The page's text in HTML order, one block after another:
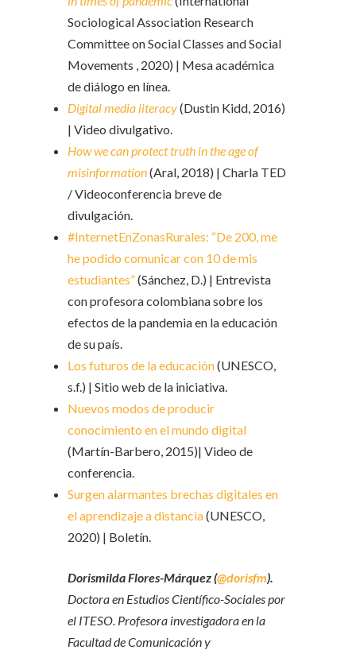
Sociological Association Research
Committee on Social Classes and Social
Movements , 2020) | Mesa académica
de diálogo en línea.
Digital media literacy(Dustin Kidd, 2016)
| Video divulgativo.
How we can protect truth in the age of
misinformation(Aral, 2018) | Charla TED
/ Videoconferencia breve de
divulgación.
#InternetEnZonasRurales: “De 200, me
he podido comunicar con 10 de mis
estudiantes”(Sánchez, D.) | Entrevista
con profesora colombiana sobre los
efectos de la pandemia en la educación
de su país.
Los futuros de la educación(UNESCO,
s.f.) | Sitio web de la iniciativa.
Nuevos modos de producir
conocimiento en el mundo digital
(Martín-Barbero, 2015)| Video de
conferencia.
Surgen alarmantes brechas digitales en
el aprendizaje a distancia(UNESCO,
2020) | Boletín.
Dorismilda Flores-Márquez (@dorisfm).
Doctora en Estudios Científico-Sociales por
el ITESO. Profesora investigadora en la
Facultad de Comunicación y